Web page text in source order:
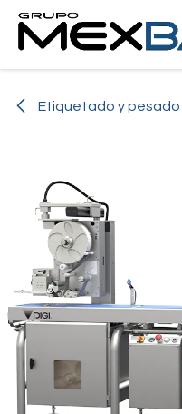
Ir al contenido
Etiquetado y